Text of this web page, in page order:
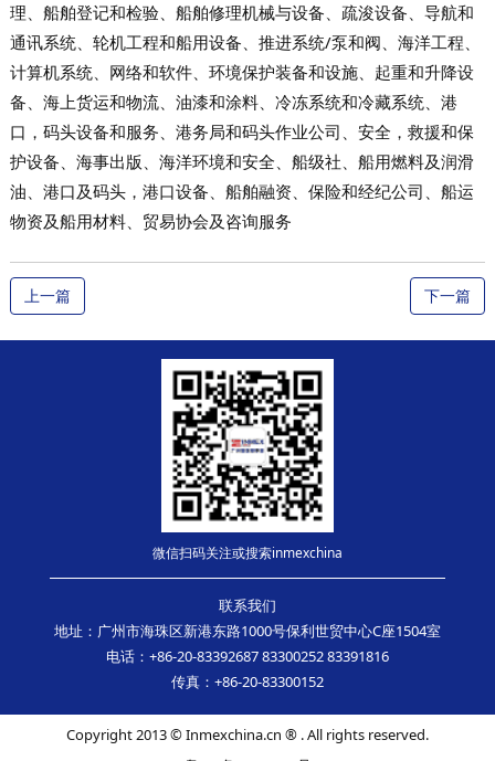
理、船舶登记和检验、船舶修理机械与设备、疏浚设备、导航和
通讯系统、轮机工程和船用设备、推进系统/泵和阀、海洋工程、
计算机系统、网络和软件、环境保护装备和设施、起重和升降设
备、海上货运和物流、油漆和涂料、冷冻系统和冷藏系统、港
口，码头设备和服务、港务局和码头作业公司、安全，救援和保
护设备、海事出版、海洋环境和安全、船级社、船用燃料及润滑
油、港口及码头，港口设备、船舶融资、保险和经纪公司、船运
物资及船用材料、贸易协会及咨询服务
上一篇 下一篇
微信扫码关注或搜索inmexchina
联系我们
地址：广州市海珠区新港东路1000号保利世贸中心C座1504室
电话：+86-20-83392687 83300252 83391816
传真：+86-20-83300152
Copyright 2013 © Inmexchina.cn ® . All rights reserved.